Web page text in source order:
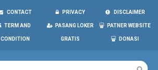
CONTACT PRIVACY DISCLAIMER
TERM AND
CONDITION
PASANG LOKER
GRATIS
PATNER WEBSITE
DONASI